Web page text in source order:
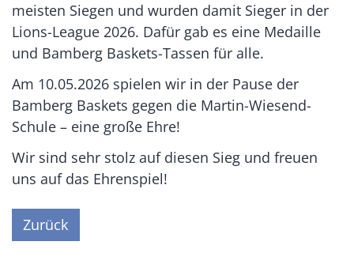
meisten Siegen und wurden damit Sieger in der
Lions-League 2026. Dafür gab es eine Medaille
und Bamberg Baskets-Tassen für alle.
Am 10.05.2026 spielen wir in der Pause der
Bamberg Baskets gegen die Martin-Wiesend-
Schule – eine große Ehre!
Wir sind sehr stolz auf diesen Sieg und freuen
uns auf das Ehrenspiel!
Zurück